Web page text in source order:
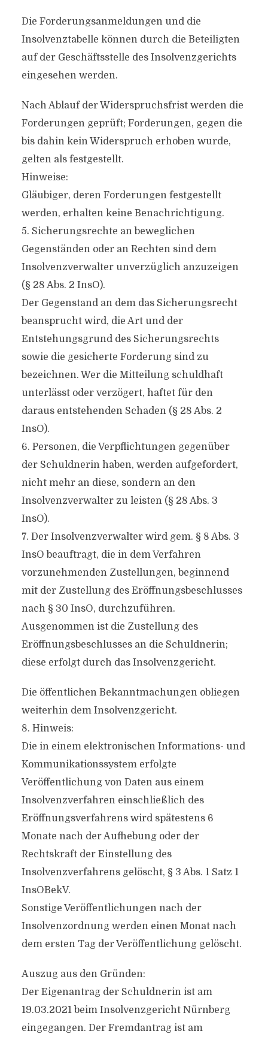
Die Forderungsanmeldungen und die
Insolvenztabelle können durch die Beteiligten
auf der Geschäftsstelle des Insolvenzgerichts
eingesehen werden.
Nach Ablauf der Widerspruchsfrist werden die
Forderungen geprüft; Forderungen, gegen die
bis dahin kein Widerspruch erhoben wurde,
gelten als festgestellt.
Hinweise:
Gläubiger, deren Forderungen festgestellt
werden, erhalten keine Benachrichtigung.
5. Sicherungsrechte an beweglichen
Gegenständen oder an Rechten sind dem
Insolvenzverwalter unverzüglich anzuzeigen
(§ 28 Abs. 2 InsO).
Der Gegenstand an dem das Sicherungsrecht
beansprucht wird, die Art und der
Entstehungsgrund des Sicherungsrechts
sowie die gesicherte Forderung sind zu
bezeichnen. Wer die Mitteilung schuldhaft
unterlässt oder verzögert, haftet für den
daraus entstehenden Schaden (§ 28 Abs. 2
InsO).
6. Personen, die Verpflichtungen gegenüber
der Schuldnerin haben, werden aufgefordert,
nicht mehr an diese, sondern an den
Insolvenzverwalter zu leisten (§ 28 Abs. 3
InsO).
7. Der Insolvenzverwalter wird gem. § 8 Abs. 3
InsO beauftragt, die in dem Verfahren
vorzunehmenden Zustellungen, beginnend
mit der Zustellung des Eröffnungsbeschlusses
nach § 30 InsO, durchzuführen.
Ausgenommen ist die Zustellung des
Eröffnungsbeschlusses an die Schuldnerin;
diese erfolgt durch das Insolvenzgericht.
Die öffentlichen Bekanntmachungen obliegen
weiterhin dem Insolvenzgericht.
8. Hinweis:
Die in einem elektronischen Informations- und
Kommunikationssystem erfolgte
Veröffentlichung von Daten aus einem
Insolvenzverfahren einschließlich des
Eröffnungsverfahrens wird spätestens 6
Monate nach der Aufhebung oder der
Rechtskraft der Einstellung des
Insolvenzverfahrens gelöscht, § 3 Abs. 1 Satz 1
InsOBekV.
Sonstige Veröffentlichungen nach der
Insolvenzordnung werden einen Monat nach
dem ersten Tag der Veröffentlichung gelöscht.
Auszug aus den Gründen:
Der Eigenantrag der Schuldnerin ist am
19.03.2021 beim Insolvenzgericht Nürnberg
eingegangen. Der Fremdantrag ist am